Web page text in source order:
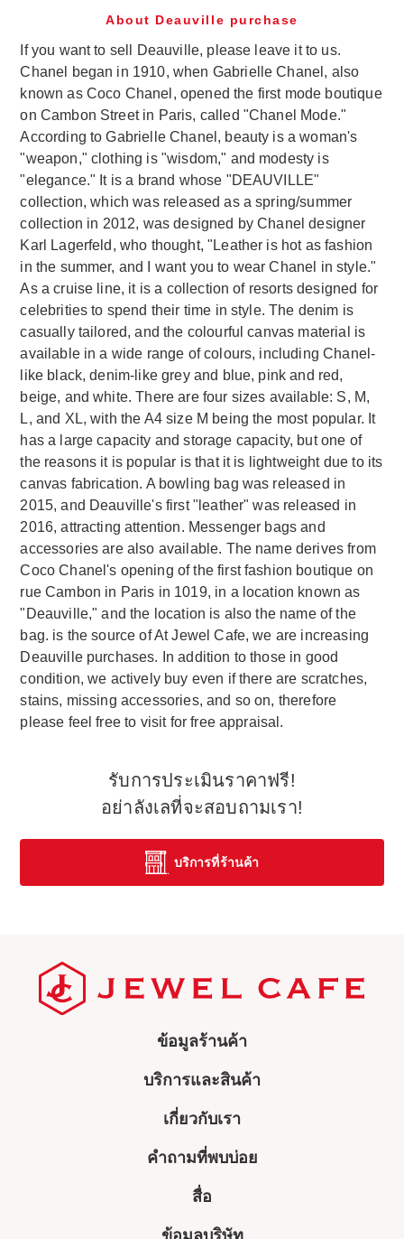
About Deauville purchase
If you want to sell Deauville, please leave it to us.
Chanel began in 1910, when Gabrielle Chanel, also
known as Coco Chanel, opened the first mode boutique
on Cambon Street in Paris, called "Chanel Mode."
According to Gabrielle Chanel, beauty is a woman's
"weapon," clothing is "wisdom," and modesty is
"elegance." It is a brand whose "DEAUVILLE"
collection, which was released as a spring/summer
collection in 2012, was designed by Chanel designer
Karl Lagerfeld, who thought, "Leather is hot as fashion
in the summer, and I want you to wear Chanel in style."
As a cruise line, it is a collection of resorts designed for
celebrities to spend their time in style. The denim is
casually tailored, and the colourful canvas material is
available in a wide range of colours, including Chanel-
like black, denim-like grey and blue, pink and red,
beige, and white. There are four sizes available: S, M,
L, and XL, with the A4 size M being the most popular. It
has a large capacity and storage capacity, but one of
the reasons it is popular is that it is lightweight due to its
canvas fabrication. A bowling bag was released in
2015, and Deauville's first "leather" was released in
2016, attracting attention. Messenger bags and
accessories are also available. The name derives from
Coco Chanel's opening of the first fashion boutique on
rue Cambon in Paris in 1019, in a location known as
"Deauville," and the location is also the name of the
bag. is the source of At Jewel Cafe, we are increasing
Deauville purchases. In addition to those in good
condition, we actively buy even if there are scratches,
stains, missing accessories, and so on, therefore
please feel free to visit for free appraisal.
รับการประเมินราคาฟรี!
อย่าลังเลที่จะสอบถามเรา!
บริการที่ร้านค้า
ข้อมูลร้านค้า
บริการและสินค้า
เกี่ยวกับเรา
คำถามที่พบบ่อย
สื่อ